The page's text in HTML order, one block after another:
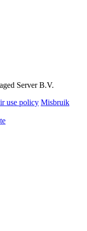
Server B.V.
use policy Misbruik